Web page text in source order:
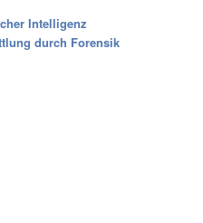
Intelligenz
durch Forensik